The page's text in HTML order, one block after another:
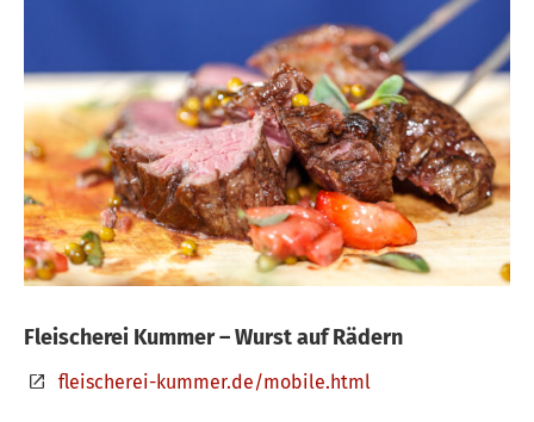
Fleischerei Kummer – Wurst auf Rädern
fleischerei-kummer.de/mobile.html